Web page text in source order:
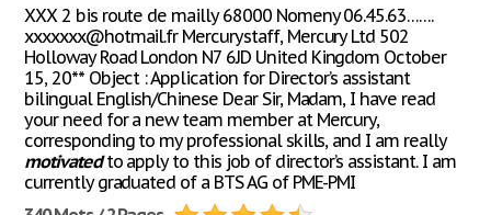
XXX 2 bis route de mailly 68000 Nomeny 06.45.63…….
xxxxxxx@hotmail.fr Mercurystaff, Mercury Ltd 502
Holloway Road London N7 6JD United Kingdom October
15, 20** Object : Application for Director’s assistant
bilingual English/Chinese Dear Sir, Madam, I have read
your need for a new team member at Mercury,
corresponding to my professional skills, and I am really
motivatedto apply to this job of director’s assistant. I am
currently graduated of a BTS AG of PME-PMI